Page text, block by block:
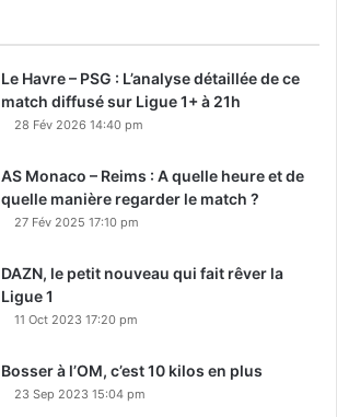
Le Havre – PSG : L’analyse détaillée de ce
match diffusé sur Ligue 1+ à 21h
28 Fév 2026 14:40 pm
AS Monaco – Reims : A quelle heure et de
quelle manière regarder le match ?
27 Fév 2025 17:10 pm
DAZN, le petit nouveau qui fait rêver la
Ligue 1
11 Oct 2023 17:20 pm
Bosser à l’OM, c’est 10 kilos en plus
23 Sep 2023 15:04 pm